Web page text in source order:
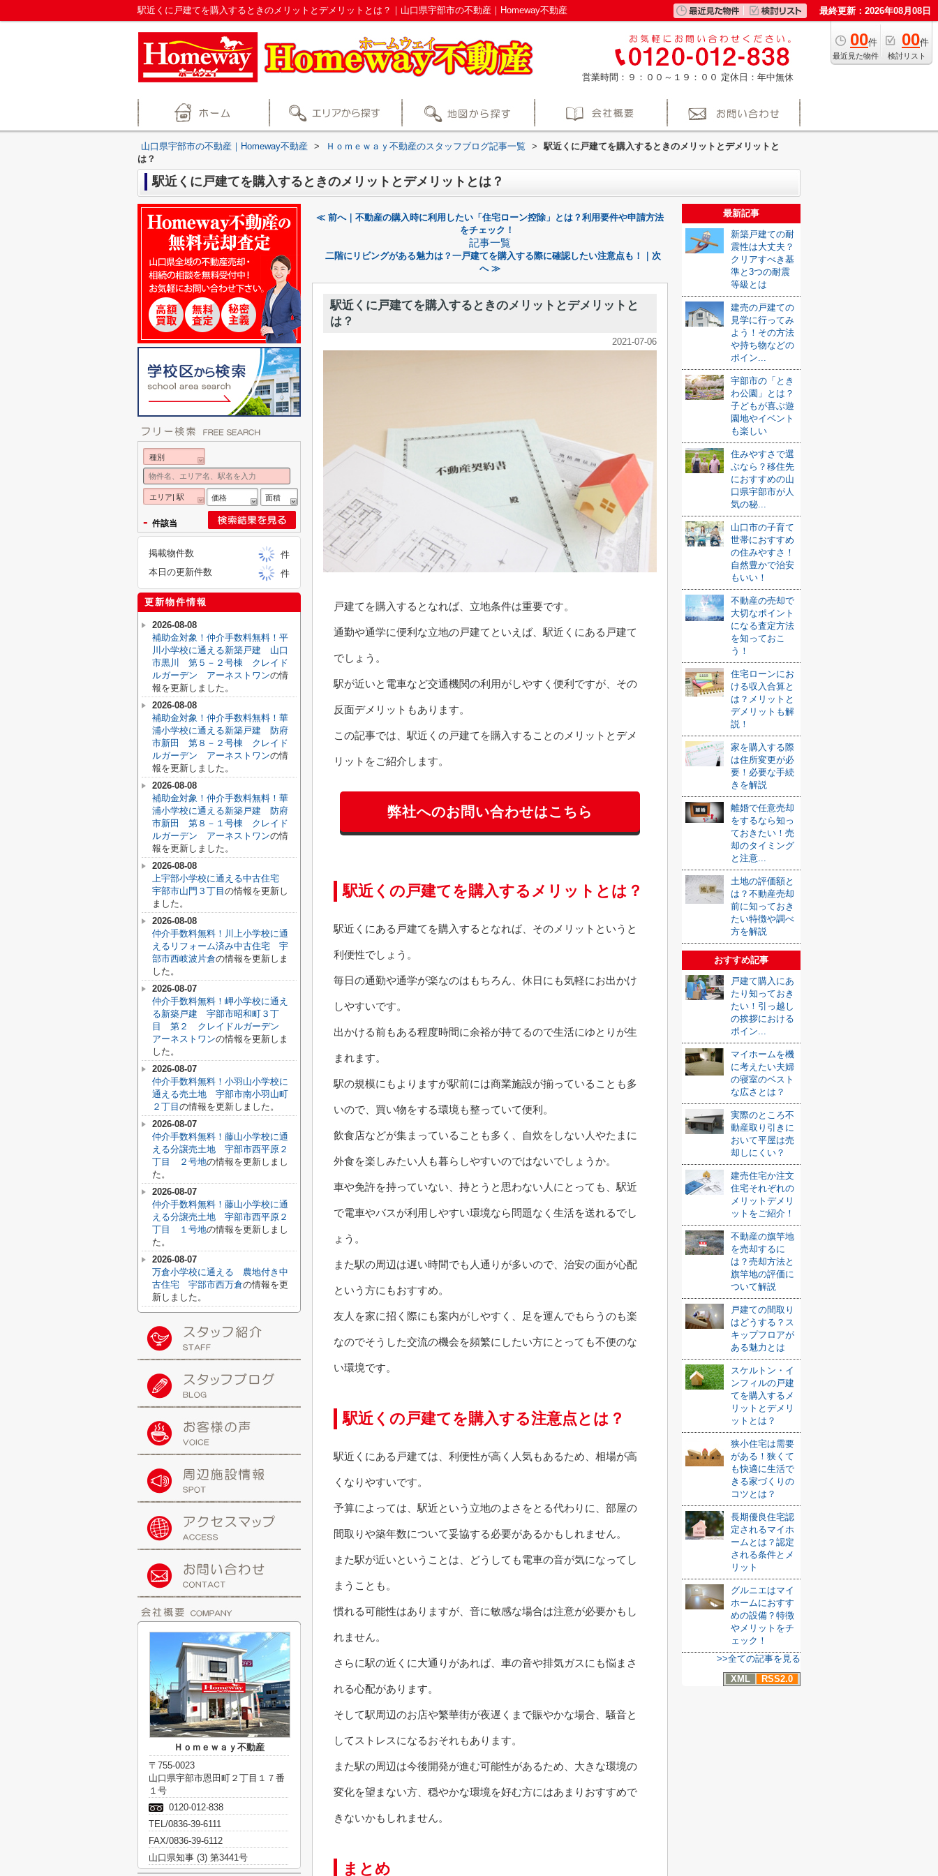
駅近くに戸建てを購入するときのメリットとデメリットとは？｜山口県宇部市の不動産｜Homeway不動産 最終更新：2026年08月08日
00件
最近見た物件
00件
検討リスト
営業時間：９：００～１９：００ 定休日：年中無休
山口県宇部市の不動産｜Homeway不動産 > Ｈｏｍｅｗａｙ不動産のスタッフブログ記事一覧 >
駅近くに戸建てを購入するときのメリットとデメリットと
は？
駅近くに戸建てを購入するときのメリットとデメリットとは？
≪ 前へ｜不動産の購入時に利用したい「住宅ローン控除」とは？利用要件や申請方法
をチェック！
記事一覧
二階にリビングがある魅力は？一戸建てを購入する際に確認したい注意点も！｜次
へ ≫
駅近くに戸建てを購入するときのメリットとデメリットと
は？
2021-07-06
戸建てを購入するとなれば、立地条件は重要です。
通勤や通学に便利な立地の戸建てといえば、駅近くにある戸建て
でしょう。
駅が近いと電車など交通機関の利用がしやすく便利ですが、その
反面デメリットもあります。
この記事では、駅近くの戸建てを購入することのメリットとデメ
リットをご紹介します。
弊社へのお問い合わせはこちら
駅近くの戸建てを購入するメリットとは？
駅近くにある戸建てを購入するとなれば、そのメリットというと
利便性でしょう。
毎日の通勤や通学が楽なのはもちろん、休日にも気軽にお出かけ
しやすいです。
出かける前もある程度時間に余裕が持てるので生活にゆとりが生
まれます。
駅の規模にもよりますが駅前には商業施設が揃っていることも多
いので、買い物をする環境も整っていて便利。
飲食店などが集まっていることも多く、自炊をしない人やたまに
外食を楽しみたい人も暮らしやすいのではないでしょうか。
車や免許を持っていない、持とうと思わない人にとっても、駅近
で電車やバスが利用しやすい環境なら問題なく生活を送れるでし
ょう。
また駅の周辺は遅い時間でも人通りが多いので、治安の面が心配
という方にもおすすめ。
友人を家に招く際にも案内がしやすく、足を運んでもらうのも楽
なのでそうした交流の機会を頻繁にしたい方にとっても不便のな
い環境です。
駅近くの戸建てを購入する注意点とは？
駅近くにある戸建ては、利便性が高く人気もあるため、相場が高
くなりやすいです。
予算によっては、駅近という立地のよさをとる代わりに、部屋の
間取りや築年数について妥協する必要があるかもしれません。
また駅が近いということは、どうしても電車の音が気になってし
まうことも。
慣れる可能性はありますが、音に敏感な場合は注意が必要かもし
れません。
さらに駅の近くに大通りがあれば、車の音や排気ガスにも悩まさ
れる心配があります。
そして駅周辺のお店や繁華街が夜遅くまで賑やかな場合、騒音と
してストレスになるおそれもあります。
また駅の周辺は今後開発が進む可能性があるため、大きな環境の
変化を望まない方、穏やかな環境を好む方にはあまりおすすめで
きないかもしれません。
まとめ
最新記事
新築戸建ての耐
震性は大丈夫？
クリアすべき基
準と3つの耐震
等級とは
建売の戸建ての
見学に行ってみ
よう！その方法
や持ち物などの
ポイン...
宇部市の「とき
わ公園」とは？
子どもが喜ぶ遊
園地やイベント
も楽しい
住みやすさで選
ぶなら？移住先
におすすめの山
口県宇部市が人
気の秘...
山口市の子育て
世帯におすすめ
の住みやすさ！
自然豊かで治安
もいい！
不動産の売却で
大切なポイント
になる査定方法
を知っておこ
う！
住宅ローンにお
ける収入合算と
は？メリットと
デメリットも解
説！
家を購入する際
は住所変更が必
要！必要な手続
きを解説
離婚で任意売却
をするなら知っ
ておきたい！売
却のタイミング
と注意...
土地の評価額と
は？不動産売却
前に知っておき
たい特徴や調べ
方を解説
おすすめ記事
戸建て購入にあ
たり知っておき
たい！引っ越し
の挨拶における
ポイン...
マイホームを機
に考えたい夫婦
の寝室のベスト
な広さとは？
実際のところ不
動産取り引きに
おいて平屋は売
却しにくい？
建売住宅か注文
住宅それぞれの
メリットデメリ
ットをご紹介！
不動産の旗竿地
を売却するに
は？売却方法と
旗竿地の評価に
ついて解説
戸建ての間取り
はどうする？ス
キップフロアが
ある魅力とは
スケルトン・イ
ンフィルの戸建
てを購入するメ
リットとデメリ
ットとは？
狭小住宅は需要
がある！狭くて
も快適に生活で
きる家づくりの
コツとは？
長期優良住宅認
定されるマイホ
ームとは？認定
される条件とメ
リット
グルニエはマイ
ホームにおすす
めの設備？特徴
やメリットをチ
ェック！
>>全ての記事を見る
XML
RSS2.0
種別
エリア| 駅 価格 面積
- 件該当
掲載物件数
件
本日の更新件数
件
更新物件情報
2026-08-08
補助金対象！仲介手数料無料！平
川小学校に通える新築戸建 山口
市黒川 第５－２号棟 クレイド
ルガーデン アーネストワンの情
報を更新しました。
2026-08-08
補助金対象！仲介手数料無料！華
浦小学校に通える新築戸建 防府
市新田 第８－２号棟 クレイド
ルガーデン アーネストワンの情
報を更新しました。
2026-08-08
補助金対象！仲介手数料無料！華
浦小学校に通える新築戸建 防府
市新田 第８－１号棟 クレイド
ルガーデン アーネストワンの情
報を更新しました。
2026-08-08
上宇部小学校に通える中古住宅
宇部市山門３丁目 の情報を更新し
ました。
2026-08-08
仲介手数料無料！川上小学校に通
えるリフォーム済み中古住宅 宇
部市西岐波片倉の情報を更新しま
した。
2026-08-07
仲介手数料無料！岬小学校に通え
る新築戸建 宇部市昭和町３丁
目 第２ クレイドルガーデン
アーネストワンの情報を更新しま
した。
2026-08-07
仲介手数料無料！小羽山小学校に
通える売土地 宇部市南小羽山町
２丁目 の情報を更新しました。
2026-08-07
仲介手数料無料！藤山小学校に通
える分譲売土地 宇部市西平原２
丁目 ２号地の情報を更新しまし
た。
2026-08-07
仲介手数料無料！藤山小学校に通
える分譲売土地 宇部市西平原２
丁目 １号地の情報を更新しまし
た。
2026-08-07
万倉小学校に通える 農地付き中
古住宅 宇部市西万倉の情報を更
新しました。
Ｈｏｍｅｗａｙ不動産
〒755-0023
山口県宇部市恩田町２丁目１７番
１号
0120-012-838
TEL/0836-39-6111
FAX/0836-39-6112
山口県知事 (3) 第3441号